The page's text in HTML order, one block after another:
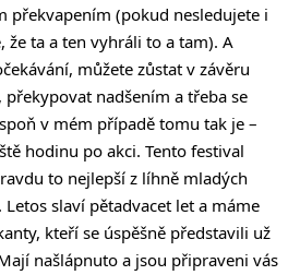
překvapením (pokud nesledujete i
že ta a ten vyhráli to a tam). A
můžete zůstat v závěru
nadšením a třeba se
v mém případě tomu tak je –
hodinu po akci. Tento festival
to nejlepší z líhně mladých
Letos slaví pětadvacet let a máme
kteří se úspěšně představili už
našlápnuto a jsou připraveni vás